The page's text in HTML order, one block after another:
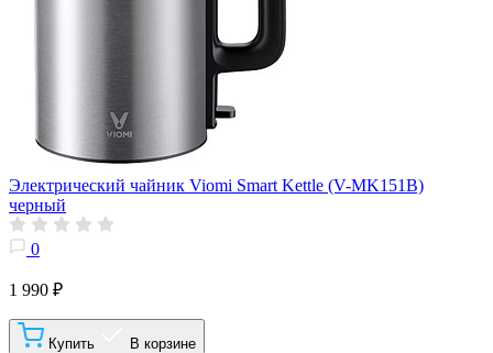
Электрический чайник Viomi Smart Kettle (V-MK151B)
черный
0
1 990 ₽
Купить В корзине